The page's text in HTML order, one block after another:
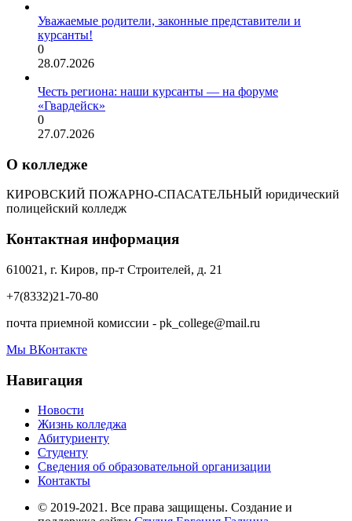
Уважаемые родители, законные представители и
курсанты!
0
28.07.2026
Честь региона: наши курсанты — на форуме
«Гвардейск»
0
27.07.2026
О колледже
КИРОВСКИЙ ПОЖАРНО-СПАСАТЕЛЬНЫЙ юридический
полицейский колледж
Контактная информация
610021, г. Киров, пр-т Строителей, д. 21
+7(8332)21-70-80
почта приемной комиссии - pk_college@mail.ru
Мы ВКонтакте
Навигация
Новости
Жизнь колледжа
Абитуриенту
Студенту
Сведения об образовательной организации
Контакты
© 2019-2021. Все права защищены. Создание и